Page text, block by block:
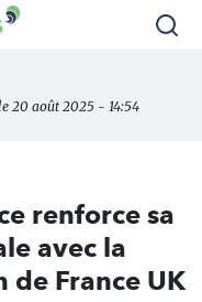
20 août 2025 - 14:54
renforce sa
avec la
de France UK